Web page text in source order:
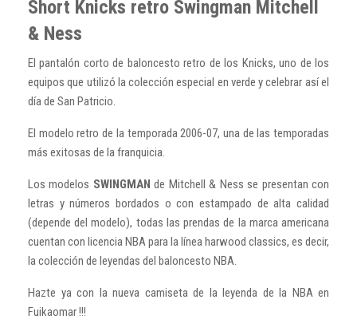
Short Knicks retro Swingman Mitchell
& Ness
El pantalón corto de baloncesto retro de los Knicks, uno de los
equipos que utilizó la colección especial en verde y celebrar así el
día de San Patricio.
El modelo retro de la temporada 2006-07, una de las temporadas
más exitosas de la franquicia.
Los modelos SWINGMAN de Mitchell & Ness se presentan con
letras y números bordados o con estampado de alta calidad
(depende del modelo), todas las prendas de la marca americana
cuentan con licencia NBA para la línea harwood classics, es decir,
la colección de leyendas del baloncesto NBA.
Hazte ya con la nueva camiseta de la leyenda de la NBA en
Fuikaomar !!!